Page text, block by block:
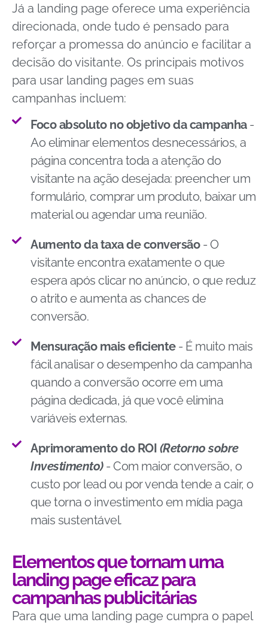
Já a landing page oferece uma experiência
direcionada, onde tudo é pensado para
reforçar a promessa do anúncio e facilitar a
decisão do visitante. Os principais motivos
para usar landing pages em suas
campanhas incluem:
Foco absoluto no objetivo da campanha-
Ao eliminar elementos desnecessários, a
página concentra toda a atenção do
visitante na ação desejada: preencher um
formulário, comprar um produto, baixar um
material ou agendar uma reunião.
Aumento da taxa de conversão- O
visitante encontra exatamente o que
espera após clicar no anúncio, o que reduz
o atrito e aumenta as chances de
conversão.
Mensuração mais eficiente- É muito mais
fácil analisar o desempenho da campanha
quando a conversão ocorre em uma
página dedicada, já que você elimina
variáveis externas.
Aprimoramento do ROI (Retorno sobre
Investimento)- Com maior conversão, o
custo por lead ou por venda tende a cair, o
que torna o investimento em mídia paga
mais sustentável.
Elementos que tornam uma
landing page eficaz para
campanhas publicitárias
Para que uma landing page cumpra o papel